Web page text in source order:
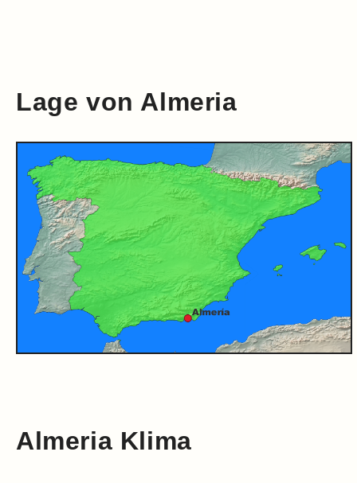
Lage von Almeria
Almeria Klima